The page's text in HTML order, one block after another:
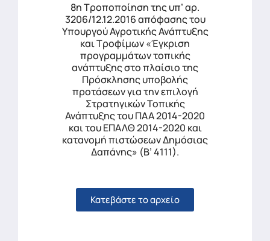
8η Τροποποίηση της υπ’ αρ.
3206/12.12.2016 απόφασης του
Υπουργού Αγροτικής Ανάπτυξης
και Τροφίμων «Έγκριση
προγραμμάτων τοπικής
ανάπτυξης στο πλαίσιο της
Πρόσκλησης υποβολής
προτάσεων για την επιλογή
Στρατηγικών Τοπικής
Ανάπτυξης του ΠΑΑ 2014-2020
και του ΕΠΑΛΘ 2014-2020 και
κατανομή πιστώσεων Δημόσιας
Δαπάνης» (Β’ 4111).
Κατεβάστε το αρχείο